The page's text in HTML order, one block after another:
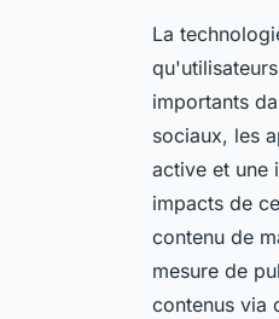
La
importants
sociaux, les
active et une
impacts de
contenu de
mesure de
contenus via